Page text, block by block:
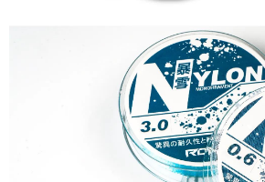
易，需依本服務之必要範圍內提供個人資料，並
權轉讓予恩沛科技股份有限公司。
２．關於個人資料處理事宜，請瀏覽以下網址：
https://aftee.tw/terms/#terms3
３．未成年的使用者請事先徵得法定代理人或監護
「AFTEE先享後付」，若未經同意申辦者引起之
４．使用「AFTEE先享後付」時，將依據個別帳
時審查核予不同之上限額度；若仍有額度不足之
每筆NT$100，滿NT$2,000(含以上)免運費
每筆NT$200，滿NT$2,000(含以上)免運費
貨到付款（門市自取請勿下單，請聯繫客服）
每筆NT$200，滿NT$3,000(含以上)免運費